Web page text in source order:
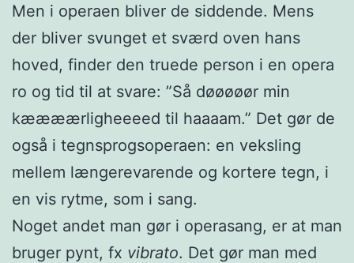
Men i operaen bliver de siddende. Mens
der bliver svunget et sværd oven hans
hoved, finder den truede person i en opera
ro og tid til at svare: ”Så døøøøør min
kæææærligheeeed til haaaam.” Det gør de
også i tegnsprogsoperaen: en veksling
mellem længerevarende og kortere tegn, i
en vis rytme, som i sang.
Noget andet man gør i operasang, er at man
bruger pynt, fx vibrato. Det gør man med